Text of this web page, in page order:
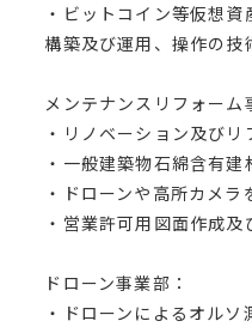
・ビットコイン等仮想
構築及び運用、操作の技
メンテナンスリフォーム
・リノベーション及び
・一般建築物石綿含有建
・ドローンや高所カメ
・営業許可用図面作成
ドローン事業部：
・ドローンによるオル